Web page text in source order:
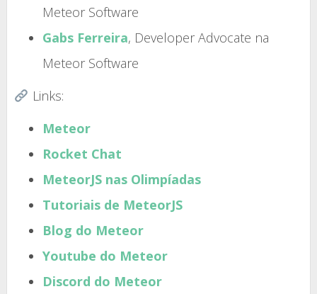
Meteor Software
Gabs Ferreira, Developer Advocate na
Meteor Software
Links:
Meteor
Rocket Chat
MeteorJS nas Olimpíadas
Tutoriais de MeteorJS
Blog do Meteor
Youtube do Meteor
Discord do Meteor